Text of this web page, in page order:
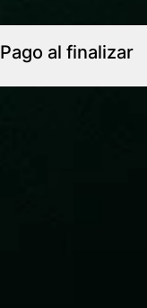
Pago al finalizar